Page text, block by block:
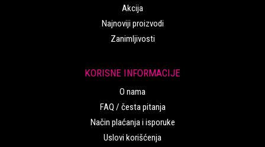
Akcija
Najnoviji proizvodi
Zanimljivosti
KORISNE INFORMACIJE
O nama
FAQ / česta pitanja
Način plaćanja i isporuke
Uslovi korišćenja